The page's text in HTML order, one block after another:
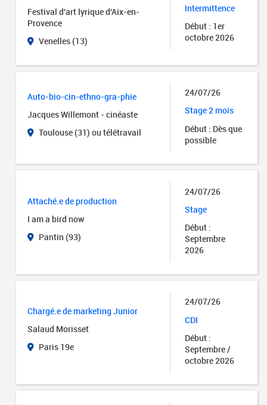
Festival d'art lyrique d'Aix-en-
Provence
Venelles (13)
Intermittence
Début : 1er
octobre 2026
Auto-bio-cin-ethno-gra-phie
Jacques Willemont - cinéaste
Toulouse (31) ou télétravail
24/07/26
Stage 2 mois
Début : Dès que
possible
Attaché.e de production
I am a bird now
Pantin (93)
24/07/26
Stage
Début :
Septembre
2026
Chargé.e de marketing Junior
Salaud Morisset
Paris 19e
24/07/26
CDI
Début :
Septembre /
octobre 2026